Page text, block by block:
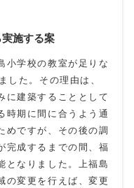
施する案
小学校の教室が足りな
した。その理由は、
に建築することとして
時期に間に合うよう通
めですが、その後の調
完成するまでの間、福
となりました。上福島
の変更を行えば、変更